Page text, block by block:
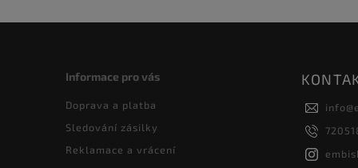
Informace pro vás
Doprava a platba
Sledování zásilky
Reklamace a vrácení
info@